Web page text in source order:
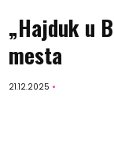
„Hajduk u
mesta
21.12.2025